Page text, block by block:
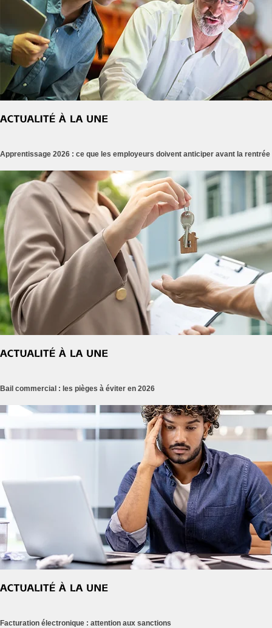
Apprentissage 2026 : ce que les employeurs doivent anticiper avant la rentrée
Bail commercial : les pièges à éviter en 2026
Facturation électronique : attention aux sanctions